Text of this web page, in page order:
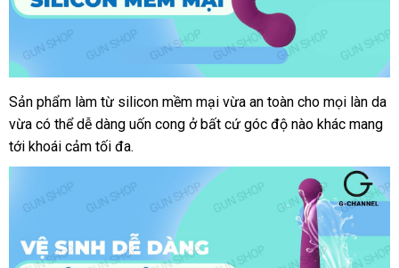
Sản phẩm làm từ silicon mềm mại vừa an toàn cho mọi làn da
vừa có thể dễ dàng uốn cong ở bất cứ góc độ nào khác mang
tới khoái cảm tối đa.